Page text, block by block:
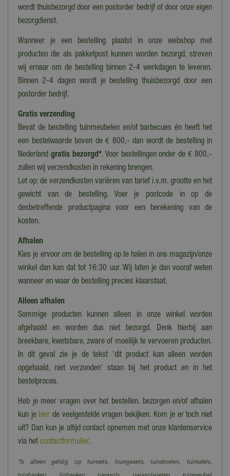
Verlichting
Bewegend
Nee
Geluid
Nee
Introductiejaar
2022
wordt thuisbezorgd door een postorder bedrijf of door onze eigen
bezorgdienst.
Wanneer je een bestelling plaatst in onze webshop met
producten die als pakketpost kunnen worden bezorgd, streven
wij ernaar om de bestelling binnen 2-4 werkdagen te leveren.
Binnen 2-4 dagen wordt je bestelling thuisbezorgd door een
postorder bedrijf.
Gratis verzending
Bevat de bestelling tuinmeubelen en/of barbecues én heeft het
een bestelwaarde boven de € 800,- dan wordt de bestelling in
Nederland gratis bezorgd*. Voor bestellingen onder de € 800,-
zullen wij verzendkosten in rekening brengen.
Let op: de verzendkosten variëren van tarief i.v.m. grootte en het
gewicht van de bestelling. Voer je postcode in op de
desbetreffende productpagina voor een berekening van de
kosten.
Afhalen
Kies je ervoor om de bestelling op te halen in ons magazijn/onze
winkel dan kan dat tot 16:30 uur. Wij laten je dan vooraf weten
wanneer en waar de bestelling precies klaarstaat.
Alleen afhalen
Sommige producten kunnen alleen in onze winkel worden
afgehaald en worden dus niet bezorgd. Denk hierbij aan
breekbare, kwetsbare, zware of moeilijk te vervoeren producten.
In dit geval zie je de tekst 'dit product kan alleen worden
opgehaald, niet verzonden' staan bij het product en in het
bestelproces.
Heb je meer vragen over het bestellen, bezorgen en/of afhalen
kun je hier de veelgestelde vragen bekijken. Kom je er toch niet
uit? Dan kun je altijd contact opnemen met onze klantenservice
via het contactformulier.
*Is alleen geldig op tuinsets, loungesets, tuinstoelen, tuintafels,